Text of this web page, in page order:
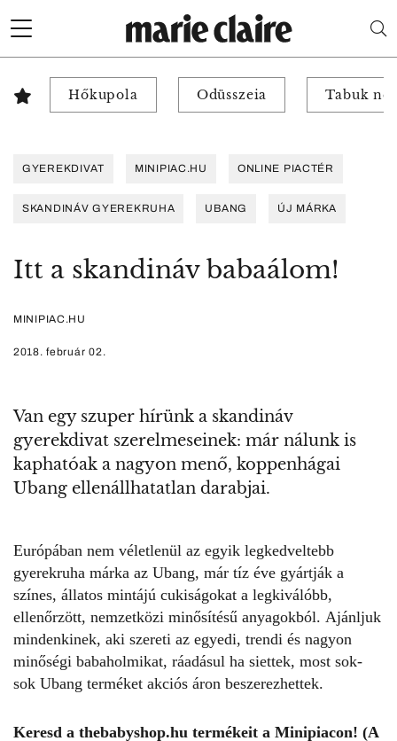
Hőkupola Odüsszeia Tabuk
GYEREKDIVAT MINIPIAC.HU ONLINE PIACTÉR
SKANDINÁV GYEREKRUHA UBANG ÚJ MÁRKA
Itt a skandináv babaálom!
MINIPIAC.HU
2018. február 02.
Van egy szuper hírünk a skandináv
gyerekdivat szerelmeseinek: már nálunk is
kaphatóak a nagyon menő, koppenhágai
Ubang ellenállhatatlan darabjai.
Európában nem véletlenül az egyik legkedveltebb
gyerekruha márka az Ubang, már tíz éve gyártják a
színes, állatos mintájú cukiságokat a legkiválóbb,
ellenőrzött, nemzetközi minősítésű anyagokból. Ajánljuk
mindenkinek, aki szereti az egyedi, trendi és nagyon
minőségi babaholmikat, ráadásul ha siettek, most sok-
sok Ubang terméket akciós áron beszerezhettek.
Keresd a thebabyshop.hu termékeit a Minipiacon! (A